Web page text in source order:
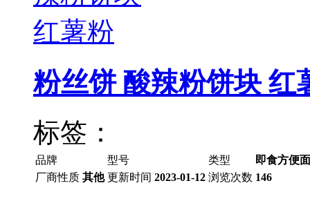
粉丝饼 酸辣粉饼块 红
标签：
品牌 型号 类型
即食方便
厂商性质 其他 更新时间 2023-01-12 浏览次数 146